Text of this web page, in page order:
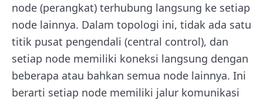
node (perangkat) terhubung langsung ke setiap
node lainnya. Dalam topologi ini, tidak ada satu
titik pusat pengendali (central control), dan
setiap node memiliki koneksi langsung dengan
beberapa atau bahkan semua node lainnya. Ini
berarti setiap node memiliki jalur komunikasi